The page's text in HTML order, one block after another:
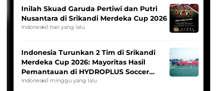
Inilah Skuad Garuda Pertiwi dan Putri
Nusantara di Srikandi Merdeka Cup 2026
Indonesia1 hari yang lalu
Indonesia Turunkan 2 Tim di Srikandi
Merdeka Cup 2026: Mayoritas Hasil
Pemantauan di HYDROPLUS Soccer
League
Indonesia1 minggu yang lalu